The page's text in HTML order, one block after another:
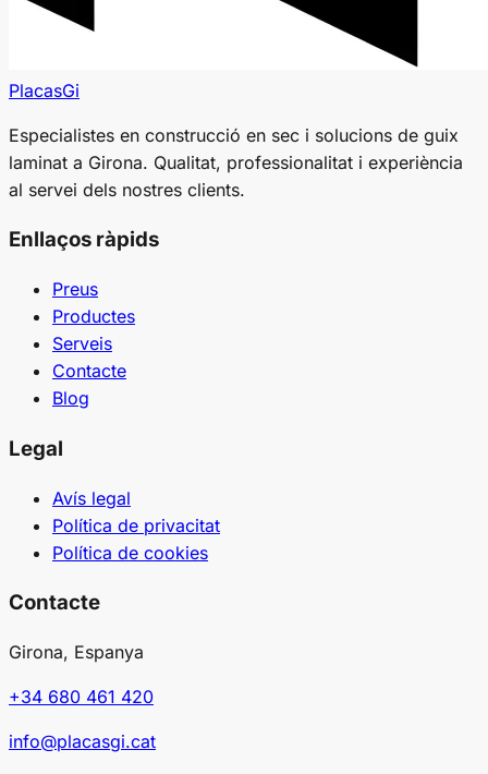
PlacasGi
Especialistes en construcció en sec i solucions de guix
laminat a Girona. Qualitat, professionalitat i experiència
al servei dels nostres clients.
Enllaços ràpids
Preus
Productes
Serveis
Contacte
Blog
Legal
Avís legal
Política de privacitat
Política de cookies
Contacte
Girona, Espanya
+34 680 461 420
info@placasgi.cat